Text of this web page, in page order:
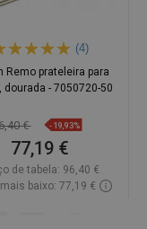
(4)
Remo prateleira para
dourada - 7050720-50
€ -19,93%
77,19 €
de tabela: 96,40 €
baixo: 77,19 €